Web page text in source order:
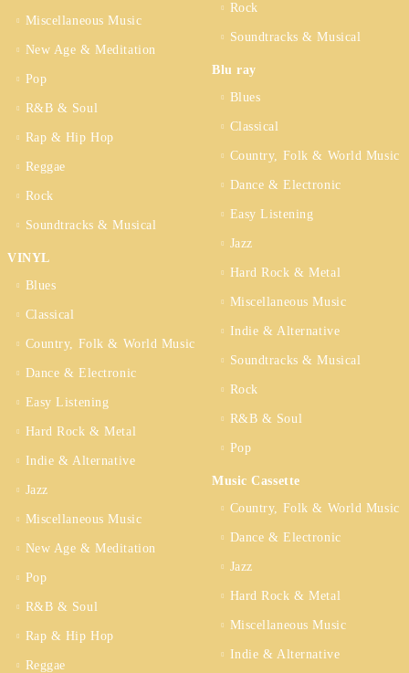
Miscellaneous Music
New Age & Meditation
Pop
R&B & Soul
Rap & Hip Hop
Reggae
Rock
Soundtracks & Musical
VINYL
Blues
Classical
Country, Folk & World Music
Dance & Electronic
Easy Listening
Hard Rock & Metal
Indie & Alternative
Jazz
Miscellaneous Music
New Age & Meditation
Pop
R&B & Soul
Rap & Hip Hop
Reggae
Rock
Soundtracks & Musical
Blu ray
Blues
Classical
Country, Folk & World Music
Dance & Electronic
Easy Listening
Jazz
Hard Rock & Metal
Miscellaneous Music
Indie & Alternative
Soundtracks & Musical
Rock
R&B & Soul
Pop
Music Cassette
Country, Folk & World Music
Dance & Electronic
Jazz
Hard Rock & Metal
Miscellaneous Music
Indie & Alternative